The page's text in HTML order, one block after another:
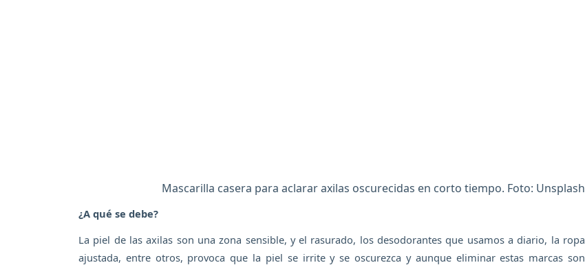
Mascarilla casera para aclarar axilas oscurecidas en corto tiempo. Foto: Unsplash
¿A qué se debe?
La piel de las axilas son una zona sensible, y el rasurado, los desodorantes que usamos a diario, la ropa
ajustada, entre otros, provoca que la piel se irrite y se oscurezca y aunque eliminar estas marcas son